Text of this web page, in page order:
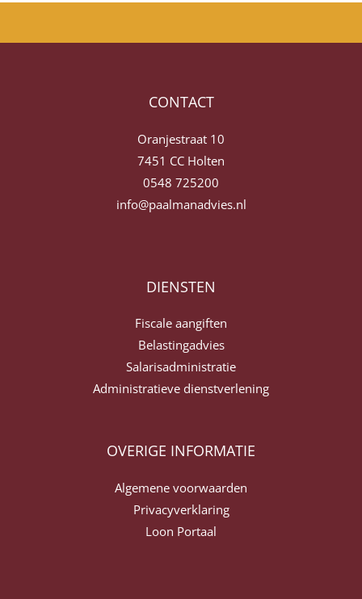
CONTACT
Oranjestraat 10
7451 CC Holten
0548 725200
info@paalmanadvies.nl
DIENSTEN
Fiscale aangiften
Belastingadvies
Salarisadministratie
Administratieve dienstverlening
OVERIGE INFORMATIE
Algemene voorwaarden
Privacyverklaring
Loon Portaal